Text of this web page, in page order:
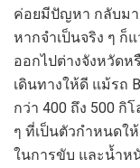
ค่อยมีปัญหา กลับมา
หากจำเป็นจริง ๆ ก็
ออกไปต่างจังหวัดห
เดินทางให้ดี แม้รถ
กว่า 400 ถึง 500 กิ
ๆ ที่เป็นตัวกำหนดใ
ในการขับ และน้ำห